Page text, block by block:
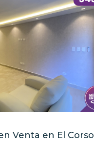
Venta en El Corso